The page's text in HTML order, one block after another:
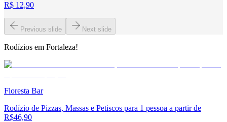
R$ 12,90
Previous slide Next slide
Rodízios em Fortaleza!
Floresta Bar
Rodízio de Pizzas, Massas e Petiscos para 1 pessoa a partir de
R$46,90